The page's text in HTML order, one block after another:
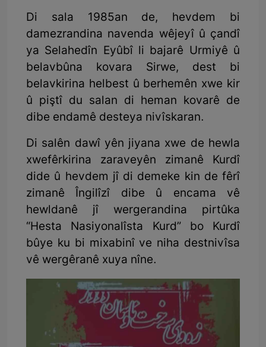
Di sala 1985an de, hevdem bi
damezrandina navenda wêjeyî û çandî
ya Selahedîn Eyûbî li bajarê Urmiyê û
belavbûna kovara Sirwe, dest bi
belavkirina helbest û berhemên xwe kir
û piştî du salan di heman kovarê de
dibe endamê desteya nivîskaran.
Di salên dawî yên jiyana xwe de hewla
xwefêrkirina zaraveyên zimanê Kurdî
dide û hevdem jî di demeke kin de fêrî
zimanê Îngilîzî dibe û encama vê
hewldanê jî wergerandina pirtûka
“Hesta Nasiyonalîsta Kurd” bo Kurdî
bûye ku bi mixabinî ve niha destnivîsa
vê wergêranê xuya nîne.